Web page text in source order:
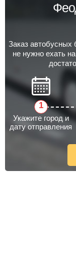
Заказ автобусных
не нужно ехать
Укажите город и
дату отправления